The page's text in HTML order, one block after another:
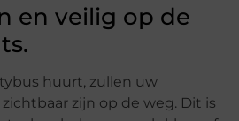
en veilig op de
huurt, zullen uw
zijn op de weg. Dit is